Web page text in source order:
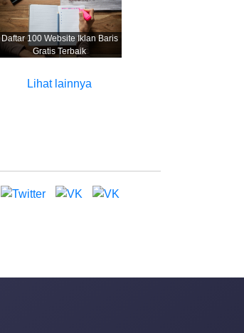
Daftar 100 Website Iklan Baris
Gratis Terbaik
Lihat lainnya